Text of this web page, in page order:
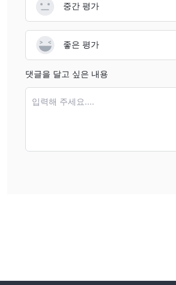
중간 평가
좋은 평가
댓글을 달고 싶은 내용
입력해 주세요....